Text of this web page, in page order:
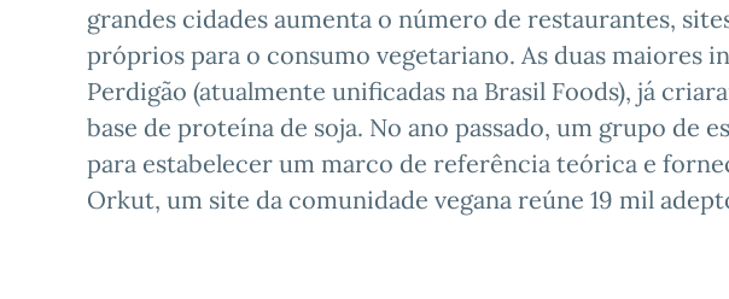
grandes cidades aumenta o número de restaurantes,
próprios para o consumo vegetariano. As duas maiores
Perdigão (atualmente unificadas na Brasil Foods), já
base de proteína de soja. No ano passado, um grupo de
para estabelecer um marco de referência teórica e
Orkut, um site da comunidade vegana reúne 19 mil